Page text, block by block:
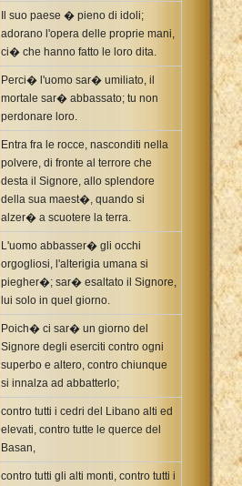
Il suo paese � pieno di idoli;
adorano l'opera delle proprie mani,
ci� che hanno fatto le loro dita.
Perci� l'uomo sar� umiliato, il
mortale sar� abbassato; tu non
perdonare loro.
Entra fra le rocce, nasconditi nella
polvere, di fronte al terrore che
desta il Signore, allo splendore
della sua maest�, quando si
alzer� a scuotere la terra.
L'uomo abbasser� gli occhi
orgogliosi, l'alterigia umana si
piegher�; sar� esaltato il Signore,
lui solo in quel giorno.
Poich� ci sar� un giorno del
Signore degli eserciti contro ogni
superbo e altero, contro chiunque
si innalza ad abbatterlo;
contro tutti i cedri del Libano alti ed
elevati, contro tutte le querce del
Basan,
contro tutti gli alti monti, contro tutti i